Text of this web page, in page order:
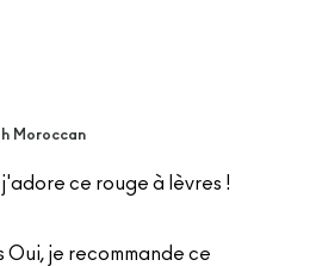
Moroccan
ce rouge à lèvres !
Oui, je recommande ce